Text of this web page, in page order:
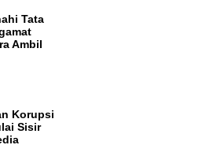
Tata
Ambil
Korupsi
Sisir